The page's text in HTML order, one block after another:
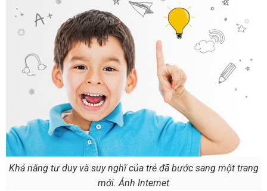
Khả năng tư duy và suy nghĩ của trẻ đã bước sang một trang
mới. Ảnh Internet